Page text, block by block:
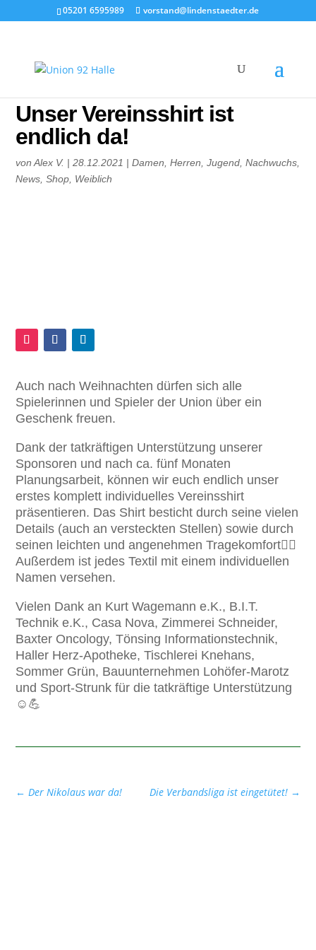
05201 6595989 vorstand@lindenstaedter.de
Unser Vereinsshirt ist
endlich da!
vonAlex V. |28.12.2021 |Damen ,Herren ,Jugend ,Nachwuchs
News ,Shop Weiblich
Auch nach Weihnachten dürfen sich alle
Spielerinnen und Spieler der Union über ein
Geschenk freuen.
Dank der tatkräftigen Unterstützung unserer
Sponsoren und nach ca. fünf Monaten
Planungsarbeit, können wir euch endlich unser
erstes komplett individuelles Vereinsshirt
präsentieren. Das Shirt besticht durch seine vielen
Details (auch an versteckten Stellen) sowie durch
seinen leichten und angenehmen Tragekomfort🤸‍♂️
Außerdem ist jedes Textil mit einem individuellen
Namen versehen.
Vielen Dank an Kurt Wagemann e.K., B.I.T.
Technik e.K., Casa Nova, Zimmerei Schneider,
Baxter Oncology, Tönsing Informationstechnik,
Haller Herz-Apotheke, Tischlerei Knehans,
Sommer Grün, Bauunternehmen Lohöfer-Marotz
und Sport-Strunk für die tatkräftige Unterstützung
☺️💪
←Der Nikolaus war da! Die Verbandsliga ist eingetütet!→